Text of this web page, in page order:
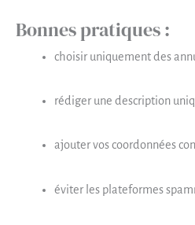
Bonnes pratiques :
choisir uniquement des
rédiger une description
ajouter vos coordonnées
éviter les plateformes